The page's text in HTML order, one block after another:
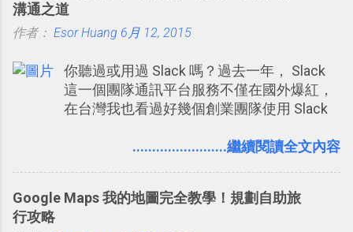
溝通之道
作者： Esor Huang 6月 12, 2015
你聽過或用過 Slack 嗎？過去一年， Slack
這一個團隊通訊平台服務不僅在國外爆紅，
在台灣我也看過好幾個創業團隊使用 Slack
麼魅力？它是不是比起 LINE 或 Facebook 或
Slack 一段時間，我覺得它吸引人之處有三
........................繼續閱讀全文內容
Google Maps 我的地圖完全教學！規劃自助旅
行攻略